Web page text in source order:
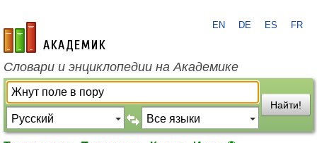
academic.ru
EN DE ES FR
Словари и энциклопедии на Академике
Найти!